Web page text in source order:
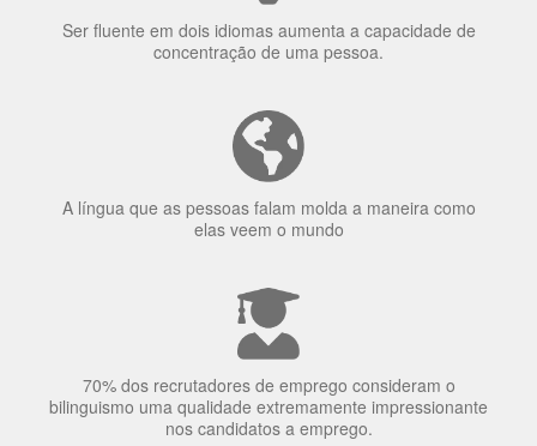
Ser fluente em dois idiomas aumenta a capacidade de
concentração de uma pessoa.
A língua que as pessoas falam molda a maneira como
elas veem o mundo
70% dos recrutadores de emprego consideram o
bilinguismo uma qualidade extremamente impressionante
nos candidatos a emprego.